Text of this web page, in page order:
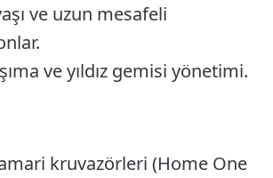
ve uzun mesafeli
ve yıldız gemisi yönetimi.
kruvazörleri (Home One